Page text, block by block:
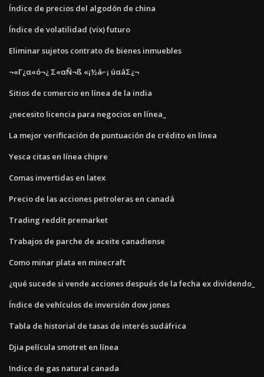
Índice de precios del algodón de china
Índice de volatilidad (vix) futuro
Eliminar sujetos contrato de bienes inmuebles
¬«Γ¿α«ó¬¿ Σ«αÑ¬ß «¡½á⌐¡ úαáΣ¿¬
Sitios de comercio en línea de la india
¿necesito licencia para negocios en línea_
La mejor verificación de puntuación de crédito en línea
Yesca citas en línea chipre
Comas invertidas en latex
Precio de las acciones petroleras en canadá
Trading reddit premarket
Trabajos de parche de aceite canadiense
Como minar plata en minecraft
¿qué sucede si vende acciones después de la fecha ex dividendo_
Índice de vehículos de inversión dow jones
Tabla de historial de tasas de interés sudáfrica
Djia película smotret en línea
Indice de gas natural canada